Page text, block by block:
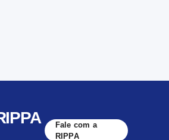
Fale com a
RIPPA